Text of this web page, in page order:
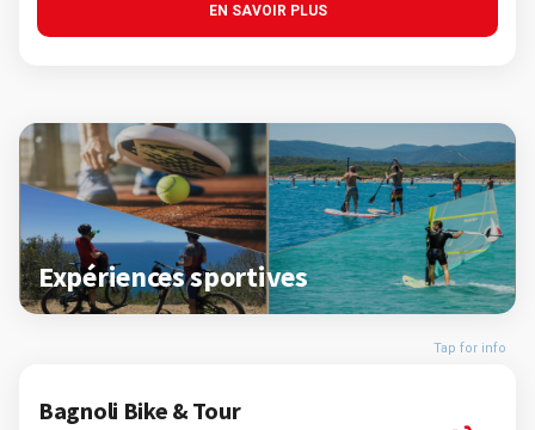
EN SAVOIR PLUS
Expériences sportives
Tap for info
Bagnoli Bike & Tour